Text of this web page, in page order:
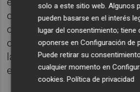
operadores de bloquear
origen internacional que
originadas en un número
las de aquellos clientes que
en 'roaming'.
solo a este sitio web. Algunos
pueden basarse en el interés
lugar del consentimiento; tiene
oponerse enConfiguración de
Puede retirar su
cualquier momento en
cookies .Política de privacidad